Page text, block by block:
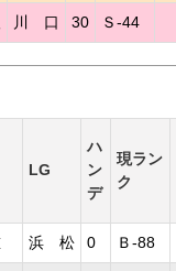
川 口 30 Ｓ-44
LG
ハ
ン
デ
現ラン
ク
浜 松 0 Ｂ-88